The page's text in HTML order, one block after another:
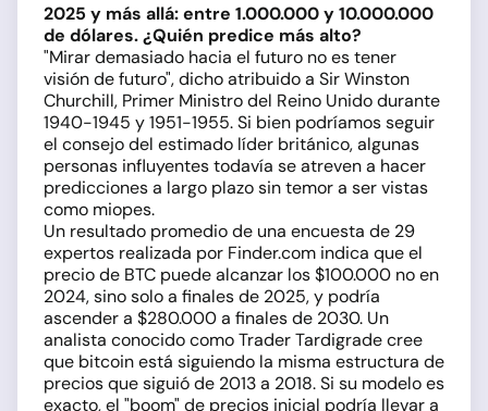
2025 y más allá: entre 1.000.000 y 10.000.000
de dólares. ¿Quién predice más alto?
"Mirar demasiado hacia el futuro no es tener
visión de futuro", dicho atribuido a Sir Winston
Churchill, Primer Ministro del Reino Unido durante
1940-1945 y 1951-1955. Si bien podríamos seguir
el consejo del estimado líder británico, algunas
personas influyentes todavía se atreven a hacer
predicciones a largo plazo sin temor a ser vistas
como miopes.
Un resultado promedio de una encuesta de 29
expertos realizada por Finder.com indica que el
precio de BTC puede alcanzar los $100.000 no en
2024, sino solo a finales de 2025, y podría
ascender a $280.000 a finales de 2030. Un
analista conocido como Trader Tardigrade cree
que bitcoin está siguiendo la misma estructura de
precios que siguió de 2013 a 2018. Si su modelo es
exacto, el "boom" de precios inicial podría llevar a